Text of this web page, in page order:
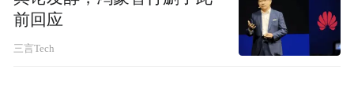
前回应
三言Tech